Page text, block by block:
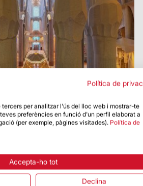
27/09/22
pròxim dia 2 d’octubre i es
en directe
Política de
tercers per analitzar l'ús del lloc web i mostrar-te
preferències en funció d'un perfil elaborat a
(per exemple, pàgines visitades). Política de
Accepta-ho tot
Declina